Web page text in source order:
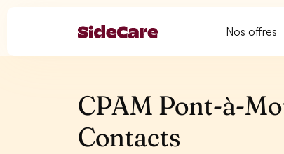
Nos offres
CPAM Pont-à-
Contacts